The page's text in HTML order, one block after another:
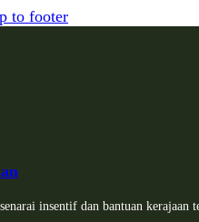
to footer
insentif dan bantuan kerajaan